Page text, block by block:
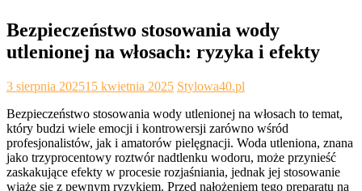
Bezpieczeństwo stosowania wody
utlenionej na włosach: ryzyka i efekty
3 sierpnia 202515 kwietnia 2025 Stylowa40.pl
Bezpieczeństwo stosowania wody utlenionej na włosach to temat,
który budzi wiele emocji i kontrowersji zarówno wśród
profesjonalistów, jak i amatorów pielęgnacji. Woda utleniona, znana
jako trzyprocentowy roztwór nadtlenku wodoru, może przynieść
zaskakujące efekty w procesie rozjaśniania, jednak jej stosowanie
wiąże się z pewnym ryzykiem. Przed nałożeniem tego preparatu na